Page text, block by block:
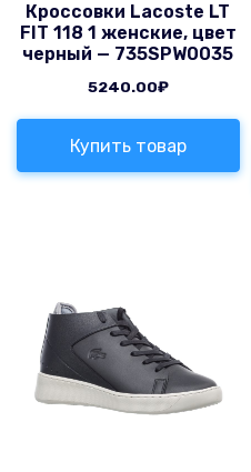
Кроссовки Lacoste LT
FIT 118 1 женские, цвет
черный — 735SPW0035
5240.00₽
Купить товар